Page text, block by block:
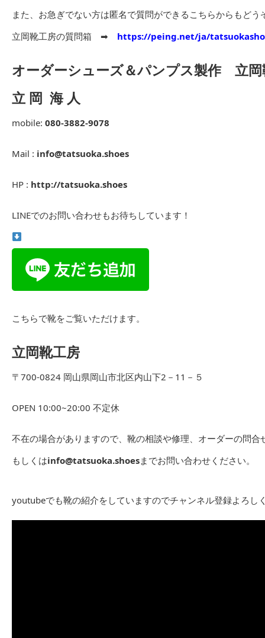
また、お急ぎでない方は匿名で質問ができるこちらからもどう
立岡靴工房の質問箱 ➡︎ https://peing.net/ja/
オーダーシューズ＆パンプス製作 立岡
立 岡 海 人
mobile: 080-3882-9078
Mail : info@tatsuoka.shoes
HP : http://tatsuoka.shoes
LINEでのお問い合わせもお待ちしています！
こちらで靴をご覧いただけます。
立岡靴工房
〒700-0824 岡山県岡山市北区内山下2－11－５
OPEN 10:00~20:00 不定休
不在の場合がありますので、靴の相談や修理、オーダーの問合
もしくはinfo@tatsuoka.shoesまでお問い合わせください。
youtubeでも靴の紹介をしていますのでチャンネル登録よろし